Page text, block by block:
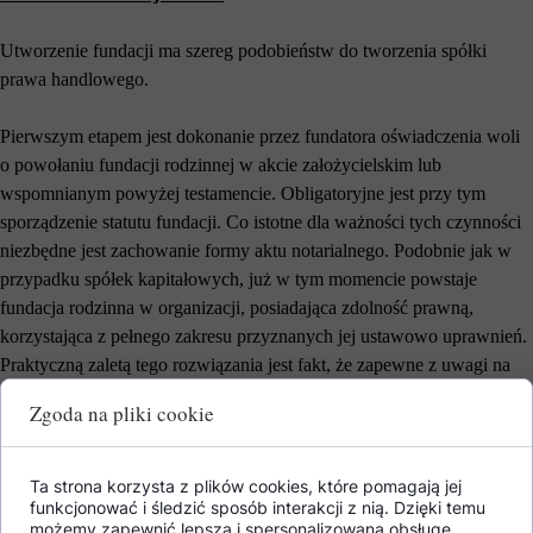
Utworzenie fundacji ma szereg podobieństw do tworzenia spółki
prawa handlowego.
Pierwszym etapem jest dokonanie przez fundatora oświadczenia woli
o powołaniu fundacji rodzinnej w akcie założycielskim lub
wspomnianym powyżej testamencie. Obligatoryjne jest przy tym
sporządzenie statutu fundacji. Co istotne dla ważności tych czynności
niezbędne jest zachowanie formy aktu notarialnego. Podobnie jak w
przypadku spółek kapitałowych, już w tym momencie powstaje
fundacja rodzinna w organizacji, posiadająca zdolność prawną,
korzystająca z pełnego zakresu przyznanych jej ustawowo uprawnień.
Praktyczną zaletą tego rozwiązania jest fakt, że zapewne z uwagi na
ilośc procesów rejestracyjnych w początkowym okresie stosowania
przepisów należy się spodziewać przedłużających się terminów
dokonania wpisu w stosownym rejestrze.
Co jednak musi się znaleźć w prawdopodobnie najważniejszym
Zgoda na pliki cookie
Ta strona korzysta z plików cookies, które pomagają jej
funkcjonować i śledzić sposób interakcji z nią. Dzięki temu
możemy zapewnić lepszą i spersonalizowaną obsługę.